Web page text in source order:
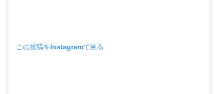
この投稿をInstagramで見る